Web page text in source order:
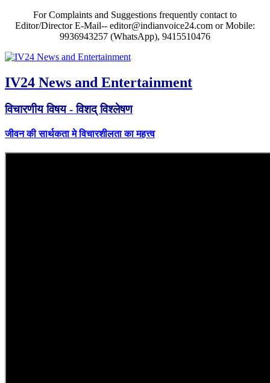
For Complaints and Suggestions frequently contact to
Editor/Director E-Mail-- editor@indianvoice24.com or Mobile:
9936943257 (WhatsApp), 9415510476
IV24 News and Entertainment
विचारणीय विषय - विशद् विश्लेषण
जीवन की सार्थकता मे विचारशीलता का महत्त्व